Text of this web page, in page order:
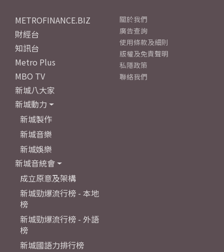
METROFINANCE.BIZ
財經台
知訊台
Metro Plus
MBO TV
新城八大家
新城動力
新城製作
新城音樂
新城娛樂
新城音統會
成立原意及架構
新城勁爆流行榜 - 本地
榜
新城勁爆流行榜 - 外語
榜
新城國語力排行榜
關於我們
廣告查詢
使用條款及細則
版權及免責聲明
私隱政策
聯絡我們